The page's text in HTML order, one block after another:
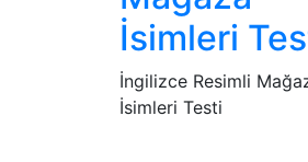
İsimleri
İngilizce Resimli
İsimleri Testi